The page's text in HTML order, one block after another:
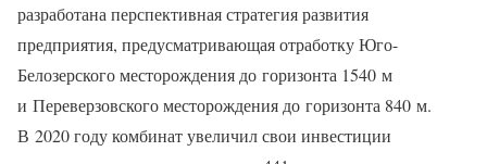
разработана перспективная стратегия развития
предприятия, предусматривающая отработку Юго-
Белозерского месторождения до горизонта 1540 м
и Переверзовского месторождения до горизонта 840 м.
В 2020 году комбинат увеличил свои инвестиции